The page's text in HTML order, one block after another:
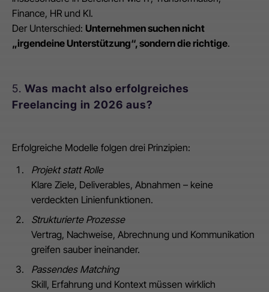
Finance, HR und KI.
Der Unterschied: Unternehmen suchen nicht
„irgendeine Unterstützung“, sondern die richtige.
5. Was macht also erfolgreiches
Freelancing in 2026 aus?
Erfolgreiche Modelle folgen drei Prinzipien:
Projekt statt Rolle
Klare Ziele, Deliverables, Abnahmen – keine
verdeckten Linienfunktionen.
Strukturierte Prozesse
Vertrag, Nachweise, Abrechnung und Kommunikation
greifen sauber ineinander.
Passendes Matching
Skill, Erfahrung und Kontext müssen wirklich